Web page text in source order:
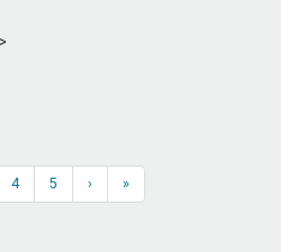
4 5 › »